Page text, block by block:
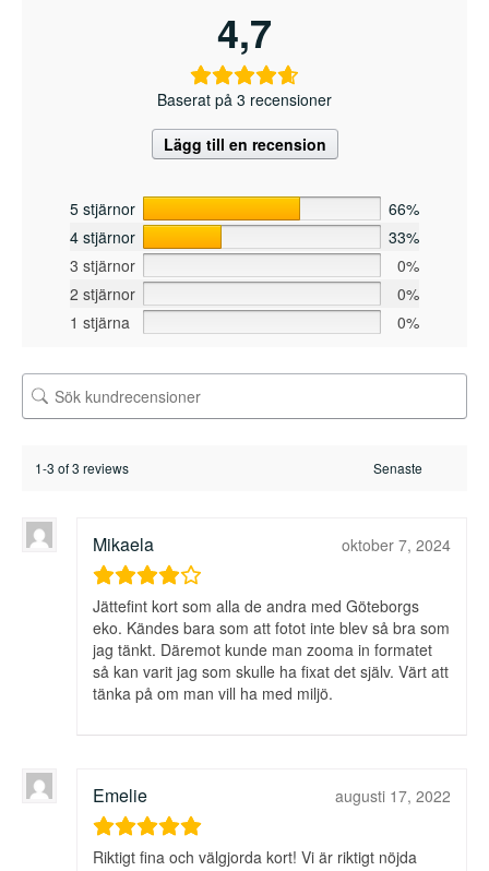
4,7
Baserat på 3 recensioner
Lägg till en recension
5 stjärnor
66%
4 stjärnor
33%
3 stjärnor
0%
2 stjärnor
0%
1 stjärna
0%
1-3 of 3 reviews
Mikaela oktober 7, 2024
Jättefint kort som alla de andra med Göteborgs
eko. Kändes bara som att fotot inte blev så bra som
jag tänkt. Däremot kunde man zooma in formatet
så kan varit jag som skulle ha fixat det själv. Värt att
tänka på om man vill ha med miljö.
Emelie augusti 17, 2022
Riktigt fina och välgjorda kort! Vi är riktigt nöjda